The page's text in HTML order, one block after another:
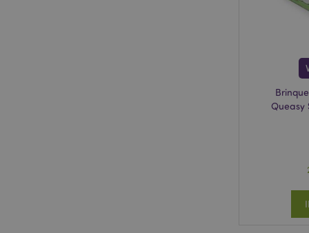
Queasy